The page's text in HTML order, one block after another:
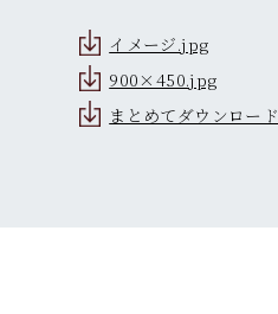
イメージ.jpg
900×450.jpg
まとめてダウンロード